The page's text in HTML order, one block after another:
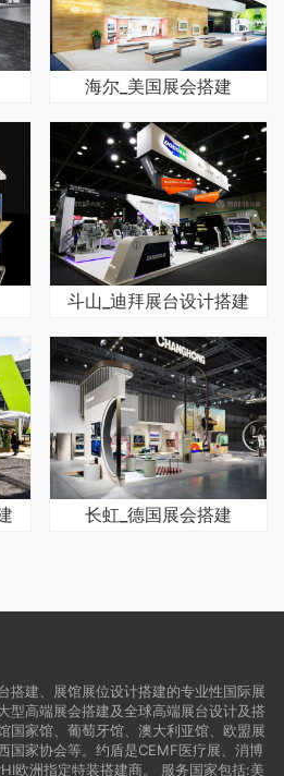
海尔_美国展会搭建
斗山_迪拜展台设计搭建
长虹_德国展会搭建
搭建、展馆展位设计搭建的专业性国际展
型高端展会搭建及全球高端展台设计及搭
国家馆、葡萄牙馆、澳大利亚馆、欧盟展
国家协会等。约盾是CEMF医疗展、消博
欧洲指定特装搭建商。 服务国家包括:美